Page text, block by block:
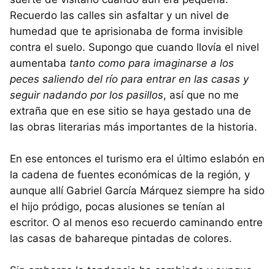
Recuerdo las calles sin asfaltar y un nivel de
humedad que te aprisionaba de forma invisible
contra el suelo. Supongo que cuando llovía el nivel
aumentaba tanto como para imaginarse a los
peces saliendo del río para entrar en las casas y
seguir nadando por los pasillos, así que no me
extraña que en ese sitio se haya gestado una de
las obras literarias más importantes de la historia.
En ese entonces el turismo era el último eslabón en
la cadena de fuentes económicas de la región, y
aunque allí Gabriel García Márquez siempre ha sido
el hijo pródigo, pocas alusiones se tenían al
escritor. O al menos eso recuerdo caminando entre
las casas de bahareque pintadas de colores.